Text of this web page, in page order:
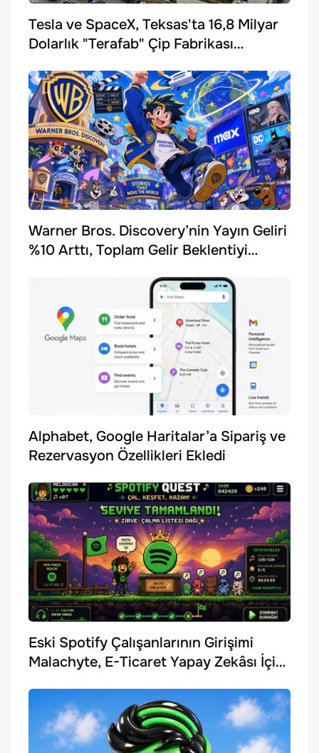
Tesla ve SpaceX, Teksas'ta 16,8 Milyar
Dolarlık "Terafab" Çip Fabrikası
Warner Bros. Discovery’nin Yayın Geliri
%10 Arttı, Toplam Gelir Beklentiyi
Alphabet, Google Haritalar’a Sipariş ve
Rezervasyon Özellikleri Ekledi
Eski Spotify Çalışanlarının Girişimi
Malachyte, E-Ticaret Yapay Zekâsı İçin